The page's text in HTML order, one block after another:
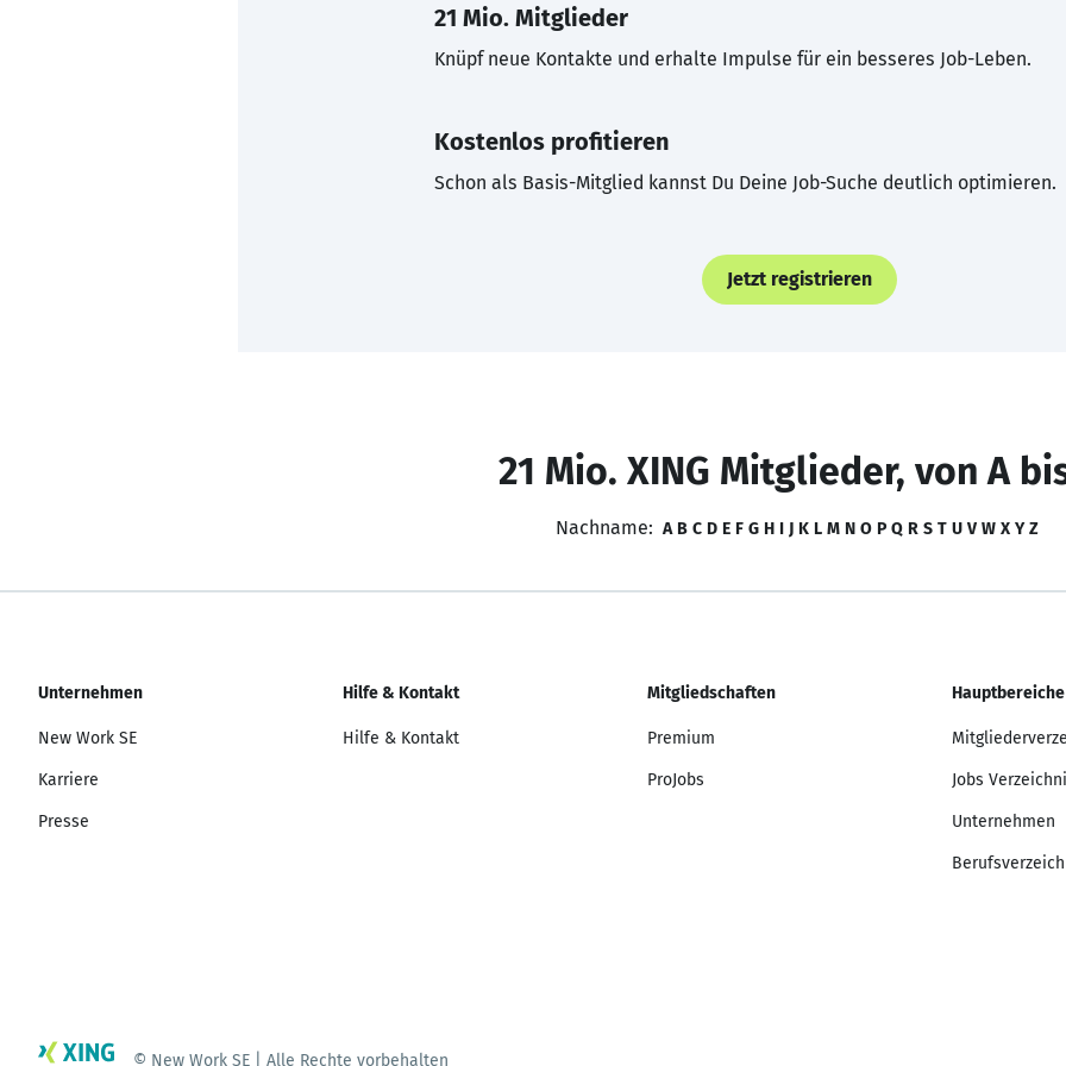
21 Mio. Mitglieder
Knüpf neue Kontakte und erhalte Impulse für ein besseres Job-Leben.
Kostenlos profitieren
Schon als Basis-Mitglied kannst Du Deine Job-Suche deutlich optimieren.
Jetzt registrieren
21 Mio. XING Mitglieder, von A
Nachname: A B C D E F G H I J K L M N O P Q R S T U V W X Y Z
Unternehmen
New Work SE
Karriere
Presse
Hilfe & Kontakt
Hilfe & Kontakt
Mitgliedschaften
Premium
ProJobs
Hauptbereiche
Jobs
Unternehmen
© New Work SE | Alle Rechte vorbehalten